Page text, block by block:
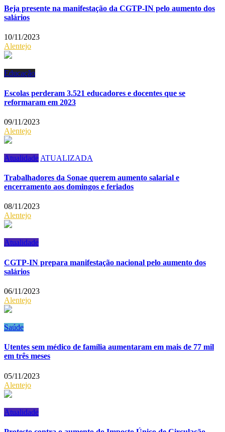
Beja presente na manifestação da CGTP-IN pelo aumento dos
salários
10/11/2023
Alentejo
Educação
Escolas perderam 3.521 educadores e docentes que se
reformaram em 2023
09/11/2023
Alentejo
Atualidade ATUALIZADA
Trabalhadores da Sonae querem aumento salarial e
encerramento aos domingos e feriados
08/11/2023
Alentejo
Atualidade
CGTP-IN prepara manifestação nacional pelo aumento dos
salários
06/11/2023
Alentejo
Saúde
Utentes sem médico de família aumentaram em mais de 77 mil
em três meses
05/11/2023
Alentejo
Atualidade